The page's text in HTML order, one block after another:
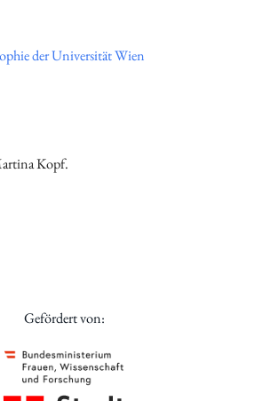
der Universität Wien
Kopf.
Gefördert von: